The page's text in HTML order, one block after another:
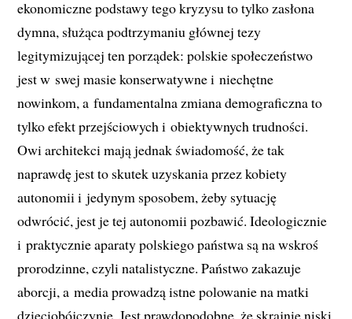
ekonomiczne podstawy tego kryzysu to tylko zasłona
dymna, służąca podtrzymaniu głównej tezy
legitymizującej ten porządek: polskie społeczeństwo
jest w swej masie konserwatywne i niechętne
nowinkom, a fundamentalna zmiana demograficzna to
tylko efekt przejściowych i obiektywnych trudności.
Owi architekci mają jednak świadomość, że tak
naprawdę jest to skutek uzyskania przez kobiety
autonomii i jedynym sposobem, żeby sytuację
odwrócić, jest je tej autonomii pozbawić. Ideologicznie
i praktycznie aparaty polskiego państwa są na wskroś
prorodzinne, czyli natalistyczne. Państwo zakazuje
aborcji, a media prowadzą istne polowanie na matki